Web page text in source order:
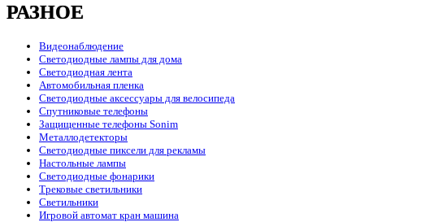
РАЗНОЕ
Видеонаблюдение
Светодиодные лампы для дома
Светодиодная лента
Автомобильная пленка
Светодиодные аксессуары для велосипеда
Спутниковые телефоны
Защищенные телефоны Sonim
Металлодетекторы
Светодиодные пиксели для рекламы
Настольные лампы
Светодиодные фонарики
Трековые светильники
Светильники
Игровой автомат кран машина